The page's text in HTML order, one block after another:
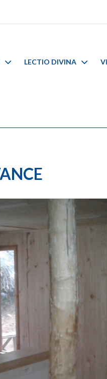
LECTIO DIVINA